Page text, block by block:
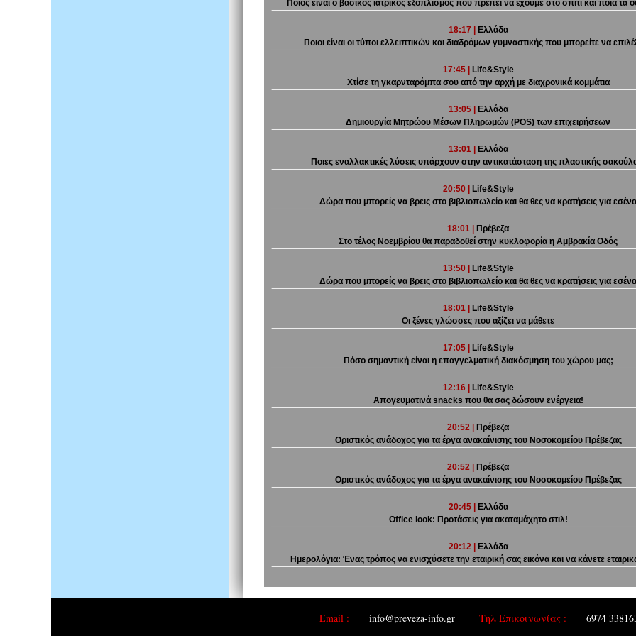
Ποιος είναι ο βασικός ιατρικός εξοπλισμός που πρέπει να έχουμε στο σπίτι και ποια τα
18:17 | Ελλάδα
Ποιοι είναι οι τύποι ελλειπτικών και διαδρόμων γυμναστικής που μπορείτε να
17:45 | Life&Style
Χτίσε τη γκαρνταρόμπα σου από την αρχή με διαχρονικά κομμάτια
13:05 | Ελλάδα
Δημιουργία Μητρώου Μέσων Πληρωμών (POS) των επιχειρήσεων
13:01 | Ελλάδα
Ποιες εναλλακτικές λύσεις υπάρχουν στην αντικατάσταση της πλαστικής
20:50 | Life&Style
Δώρα που μπορείς να βρεις στο βιβλιοπωλείο και θα θες να κρατήσεις για εσένα
18:01 |Πρέβεζα
Στο τέλος Νοεμβρίου θα παραδοθεί στην κυκλοφορία η Αμβρακία Οδός
13:50 | Life&Style
Δώρα που μπορείς να βρεις στο βιβλιοπωλείο και θα θες να κρατήσεις για εσένα
18:01 | Life&Style
Οι ξένες γλώσσες που αξίζει να μάθετε
17:05 | Life&Style
Πόσο σημαντική είναι η επαγγελματική διακόσμηση του χώρου μας;
12:16 | Life&Style
Απογευματινά snacks που θα σας δώσουν ενέργεια!
20:52 |Πρέβεζα
Οριστικός ανάδοχος για τα έργα ανακαίνισης του Νοσοκομείου Πρέβεζας
20:52 |Πρέβεζα
Οριστικός ανάδοχος για τα έργα ανακαίνισης του Νοσοκομείου Πρέβεζας
20:45 | Ελλάδα
Office look: Προτάσεις για ακαταμάχητο στιλ!
20:12 | Ελλάδα
Ημερολόγια: Ένας τρόπος να ενισχύσετε την εταιρική σας εικόνα και να κάνετε
Email : info@preveza-info.gr Tηλ Επικοινωνίας : 6974